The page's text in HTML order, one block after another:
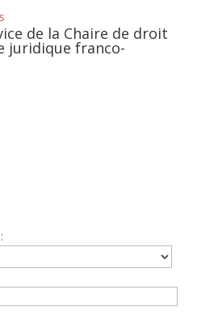
de la Chaire de droit
juridique franco-